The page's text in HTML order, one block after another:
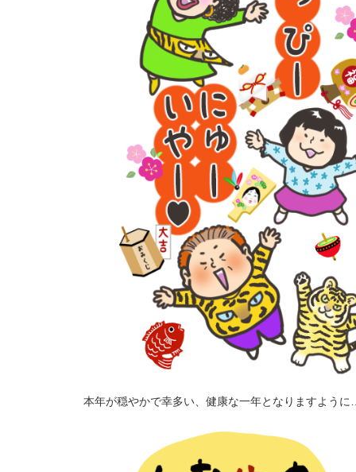
本年が穏やかで幸多い、健康な一年となりますよう